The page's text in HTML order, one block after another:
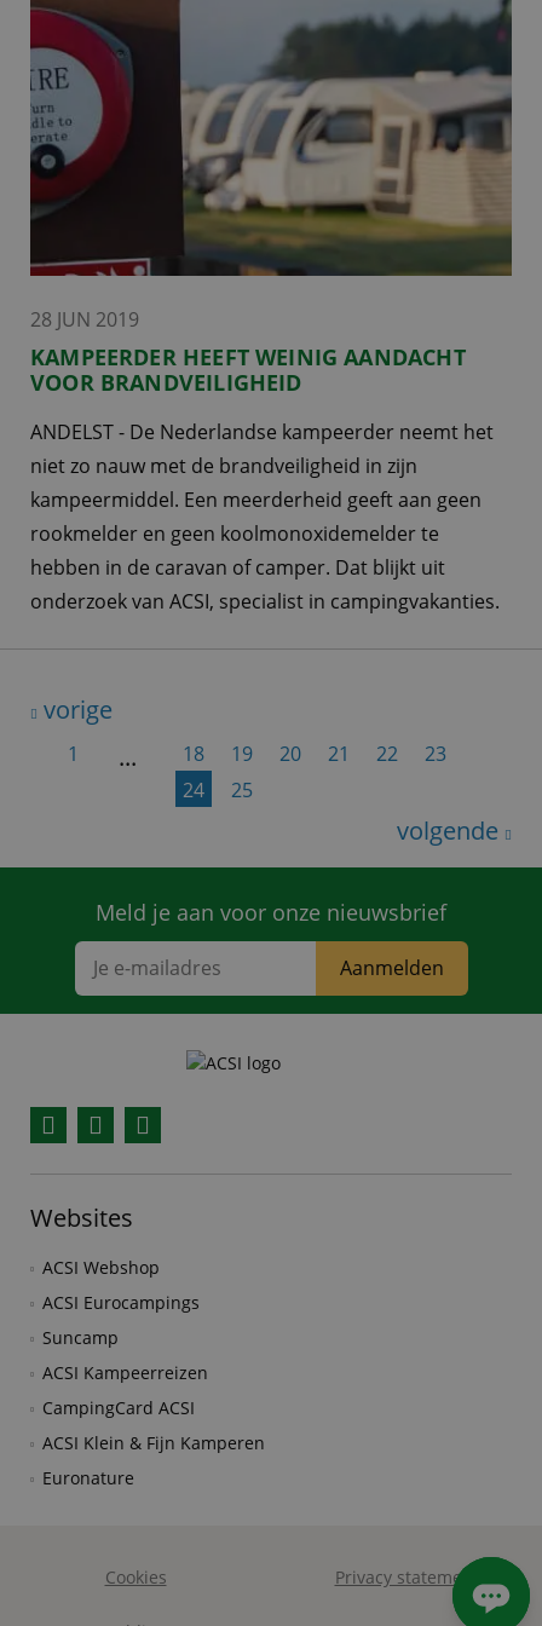
28 JUN 2019
KAMPEERDER HEEFT WEINIG AANDACHT
VOOR BRANDVEILIGHEID
ANDELST - De Nederlandse kampeerder neemt het
niet zo nauw met de brandveiligheid in zijn
kampeermiddel. Een meerderheid geeft aan geen
rookmelder en geen koolmonoxidemelder te
hebben in de caravan of camper. Dat blijkt uit
onderzoek van ACSI, specialist in campingvakanties.
vorige
1 ... 18 19 20 21 22
23
24
25
volgende
Meld je aan voor onze nieuwsbrief
Aanmelden
Websites
ACSI Webshop
ACSI Eurocampings
Suncamp
ACSI Kampeerreizen
CampingCard ACSI
ACSI Klein & Fijn Kamperen
Euronature
Cookies Privacy statement